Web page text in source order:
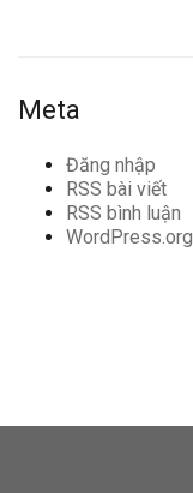
Meta
Đăng nhập
RSS bài viết
RSS bình luận
WordPress.org